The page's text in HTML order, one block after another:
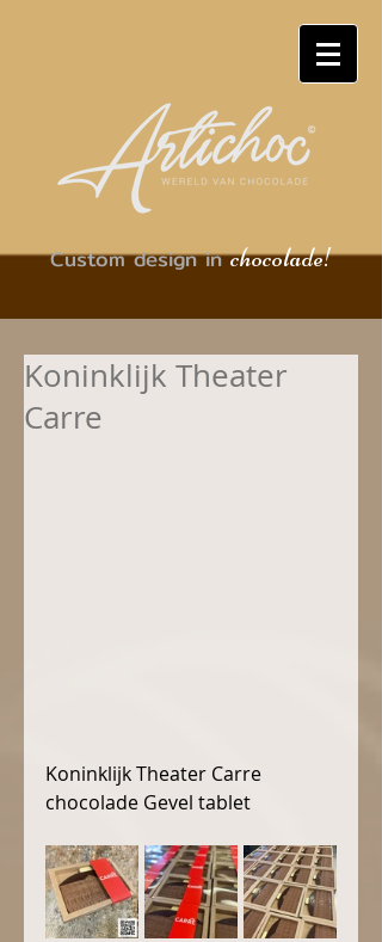
Custom design in chocolade!
Koninklijk Theater
Carre
Koninklijk Theater Carre
chocolade Gevel tablet